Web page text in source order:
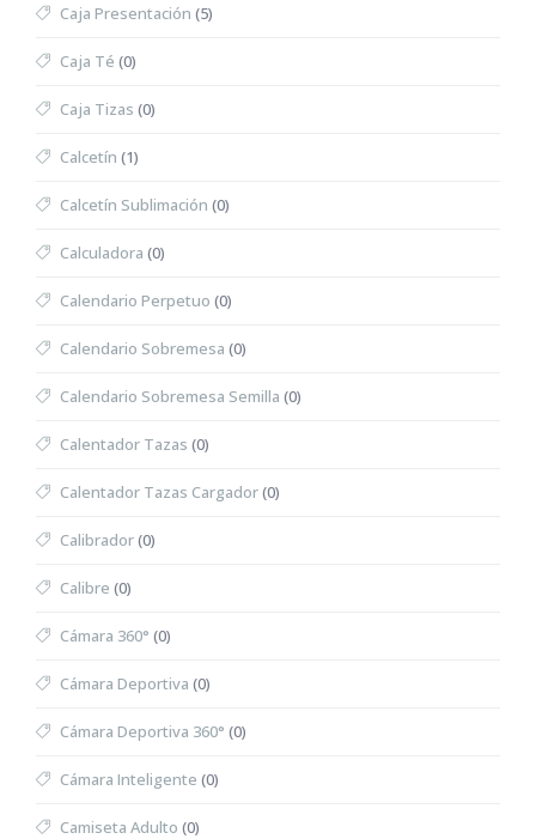
Caja Presentación (5)
Caja Té (0)
Caja Tizas (0)
Calcetín (1)
Calcetín Sublimación (0)
Calculadora (0)
Calendario Perpetuo (0)
Calendario Sobremesa (0)
Calendario Sobremesa Semilla (0)
Calentador Tazas (0)
Calentador Tazas Cargador(0)
Calibrador(0)
Calibre (0)
Cámara 360° (0)
Cámara Deportiva (0)
Cámara Deportiva 360° (0)
Cámara Inteligente (0)
Camiseta Adulto (0)